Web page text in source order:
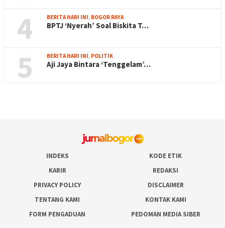
4 BERITA HARI INI BOGOR RAYA
BPTJ ‘Nyerah’ Soal Biskita T…
5 BERITA HARI INI POLITIK
Aji Jaya Bintara ‘Tenggelam’…
INDEKS
KODE ETIK
KARIR
REDAKSI
PRIVACY POLICY
DISCLAIMER
TENTANG KAMI
KONTAK KAMI
FORM PENGADUAN
PEDOMAN MEDIA SIBER